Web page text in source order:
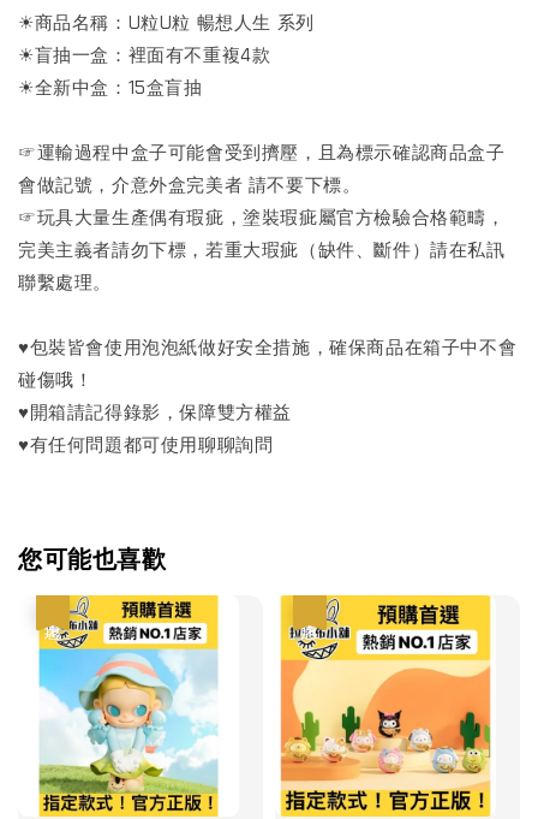
☀商品名稱：U粒U粒 暢想人生 系列
☀盲抽一盒：裡面有不重複4款
☀全新中盒：15盒盲抽
☞運輸過程中盒子可能會受到擠壓，且為標示確認商品盒子
會做記號，介意外盒完美者 請不要下標。
☞玩具大量生產偶有瑕疵，塗裝瑕疵屬官方檢驗合格範疇，
完美主義者請勿下標，若重大瑕疵（缺件、斷件）請在私訊
聯繫處理。
♥包裝皆會使用泡泡紙做好安全措施，確保商品在箱子中不會
碰傷哦！
♥開箱請記得錄影，保障雙方權益
♥有任何問題都可使用聊聊詢問
您可能也喜歡